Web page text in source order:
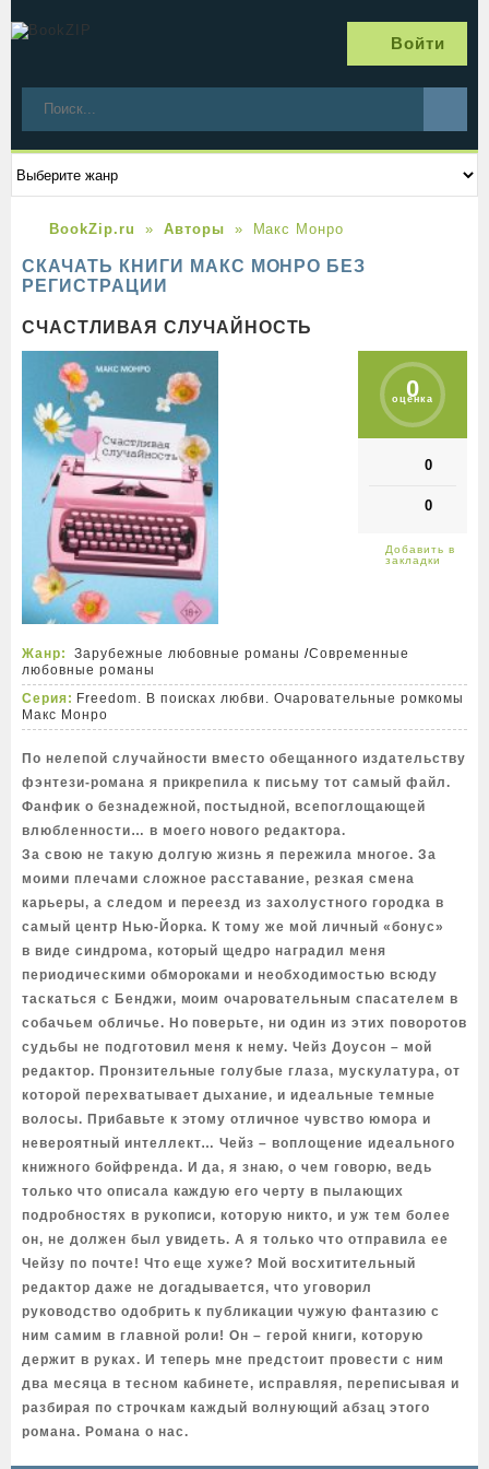
Войти
BookZip.ru Авторы Макс Монро
СКАЧАТЬ КНИГИ МАКС МОНРО БЕЗ
РЕГИСТРАЦИИ
СЧАСТЛИВАЯ СЛУЧАЙНОСТЬ
0
оценка
0
0
Жанр: Зарубежные любовные романы /Современные
любовные романы
Серия: Freedom. В поисках любви. Очаровательные ромкомы
Макс Монро
По нелепой случайности вместо обещанного издательству
фэнтези-романа я прикрепила к письму тот самый файл.
Фанфик о безнадежной, постыдной, всепоглощающей
влюбленности… в моего нового редактора.
За свою не такую долгую жизнь я пережила многое. За
моими плечами сложное расставание, резкая смена
карьеры, а следом и переезд из захолустного городка в
самый центр Нью-Йорка. К тому же мой личный «бонус»
в виде синдрома, который щедро наградил меня
периодическими обмороками и необходимостью всюду
таскаться с Бенджи, моим очаровательным спасателем в
собачьем обличье. Но поверьте, ни один из этих поворотов
судьбы не подготовил меня к нему. Чейз Доусон – мой
редактор. Пронзительные голубые глаза, мускулатура, от
которой перехватывает дыхание, и идеальные темные
волосы. Прибавьте к этому отличное чувство юмора и
невероятный интеллект… Чейз – воплощение идеального
книжного бойфренда. И да, я знаю, о чем говорю, ведь
только что описала каждую его черту в пылающих
подробностях в рукописи, которую никто, и уж тем более
он, не должен был увидеть. А я только что отправила ее
Чейзу по почте! Что еще хуже? Мой восхитительный
редактор даже не догадывается, что уговорил
руководство одобрить к публикации чужую фантазию с
ним самим в главной роли! Он – герой книги, которую
держит в руках. И теперь мне предстоит провести с ним
два месяца в тесном кабинете, исправляя, переписывая и
разбирая по строчкам каждый волнующий абзац этого
романа. Романа о нас.